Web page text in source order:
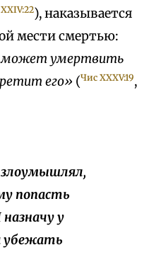
), наказывается
мести смертью:
может умертвить
его» (Чис XXXV:19,
злоумышлял,
попасть
у
убежать